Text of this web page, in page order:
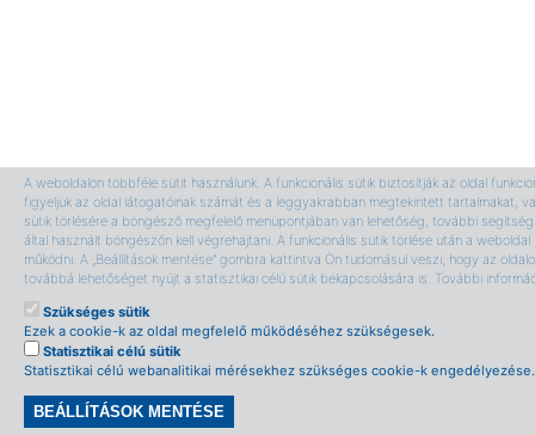
A weboldalon többféle sütit használunk. A funkcionális sütik biztosítják az oldal
figyeljük az oldal látogatóinak számát és a leggyakrabban megtekintett tartalmakat,
sütik törlésére a böngésző megfelelő menüpontjában van lehetőség, további
által használt böngészőn kell végrehajtani. A funkcionális sütik törlése után a
működni. A „Beállítások mentése” gombra kattintva Ön tudomásul veszi, hogy az
továbbá lehetőséget nyújt a statisztikai célú sütik bekapcsolására is. További
Szükséges sütik
Ezek a cookie-k az oldal megfelelő működéséhez szükségesek.
Statisztikai célú sütik
Statisztikai célú webanalitikai mérésekhez szükséges cookie-k engedélyezése.
BEÁLLÍTÁSOK MENTÉSE